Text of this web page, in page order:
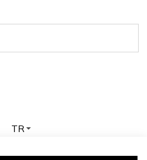
TR